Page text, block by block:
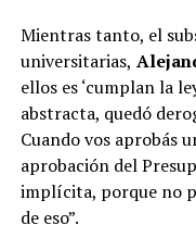
Mientras tanto, el
universitarias,
ellos es ‘cumplan la
abstracta, quedó
Cuando vos aprobás
aprobación del
implícita, porque no
de eso”.